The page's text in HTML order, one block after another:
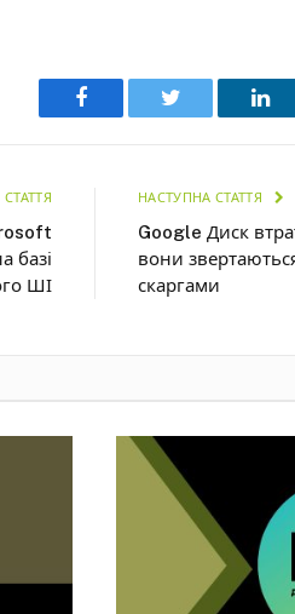
Facebook Twitter
базі
ШІ
НАСТУПНА СТАТТЯ
Google Диск
вони
скаргами